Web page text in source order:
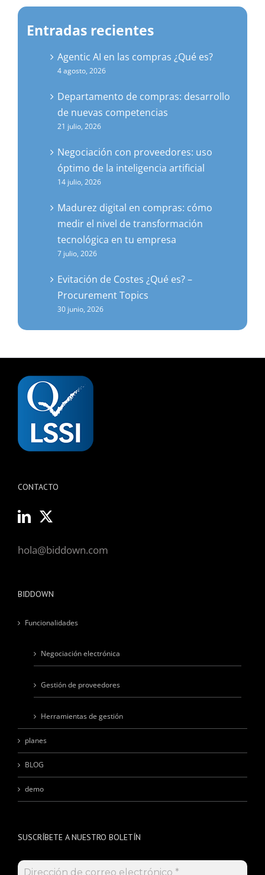
Entradas recientes
Agentic AI en las compras ¿Qué es?
4 agosto, 2026
Departamento de compras: desarrollo
de nuevas competencias
21 julio, 2026
Negociación con proveedores: uso
óptimo de la inteligencia artificial
14 julio, 2026
Madurez digital en compras: cómo
medir el nivel de transformación
tecnológica en tu empresa
7 julio, 2026
Evitación de Costes ¿Qué es? –
Procurement Topics
30 junio, 2026
CONTACTO
hola@biddown.com
BIDDOWN
Funcionalidades
Negociación electrónica
Gestión de proveedores
Herramientas de gestión
planes
BLOG
demo
SUSCRÍBETE A NUESTRO BOLETÍN